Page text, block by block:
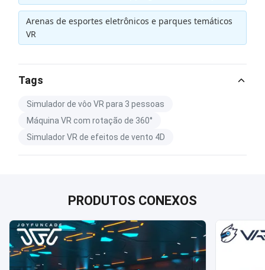
Arenas de esportes eletrônicos e parques temáticos
VR
Tags
Simulador de vôo VR para 3 pessoas
Máquina VR com rotação de 360°
Simulador VR de efeitos de vento 4D
PRODUTOS CONEXOS